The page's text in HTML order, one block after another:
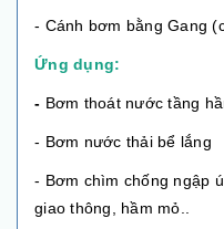
- Cánh bơm bằng Gang
Ứng dụng:
- Bơm thoát nước tầng
- Bơm nước thải bể lắng
- Bơm chìm chống ngập
giao thông, hầm mỏ..